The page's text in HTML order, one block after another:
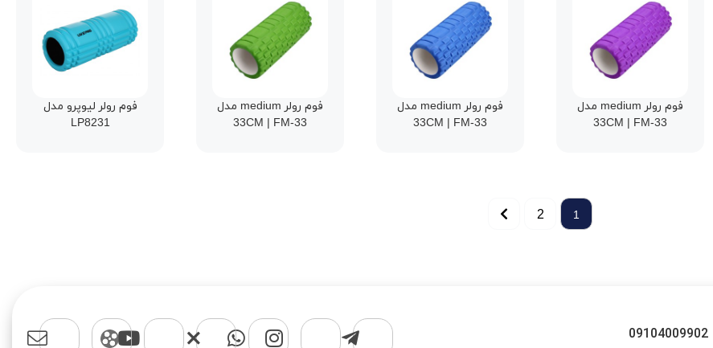
فوم رولر medium مدل
33CM | FM-33
فوم رولر medium مدل
33CM | FM-33
فوم رولر medium مدل
33CM | FM-33
فوم رولر لیوپرو مدل
LP8231
1
2
09104009902